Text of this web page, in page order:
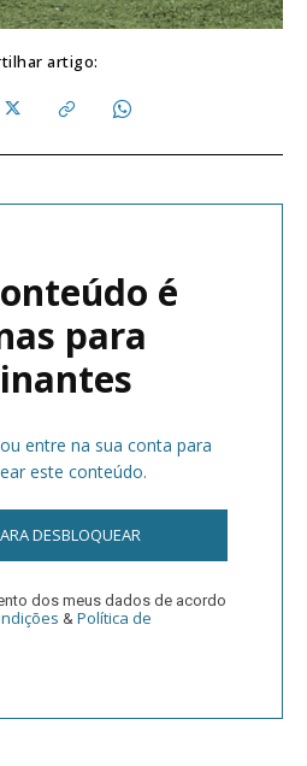
artigo:
é
para
entre na sua conta para
este conteúdo.
DESBLOQUEAR
dos meus dados de acordo
& Política de